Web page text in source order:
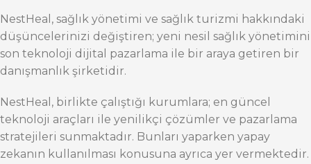
NestHeal, sağlık yönetimi ve sağlık turizmi hakkındaki
düşüncelerinizi değiştiren; yeni nesil sağlık yönetimini
son teknoloji dijital pazarlama ile bir araya getiren bir
danışmanlık şirketidir.
NestHeal, birlikte çalıştığı kurumlara; en güncel
teknoloji araçları ile yenilikçi çözümler ve pazarlama
stratejileri sunmaktadır. Bunları yaparken yapay
zekanın kullanılması konusuna ayrıca yer vermektedir.